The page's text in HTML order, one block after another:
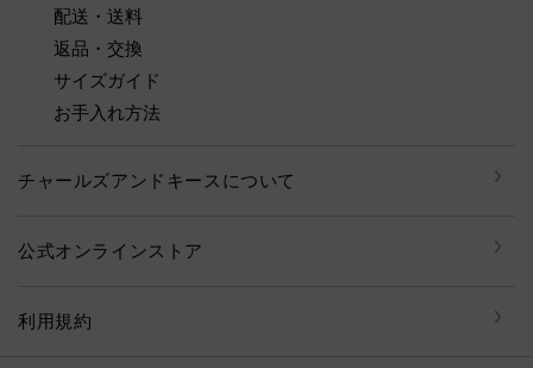
配送・送料
返品・交換
サイズガイド
お手入れ方法
チャールズアンドキースについて
公式オンラインストア
利用規約